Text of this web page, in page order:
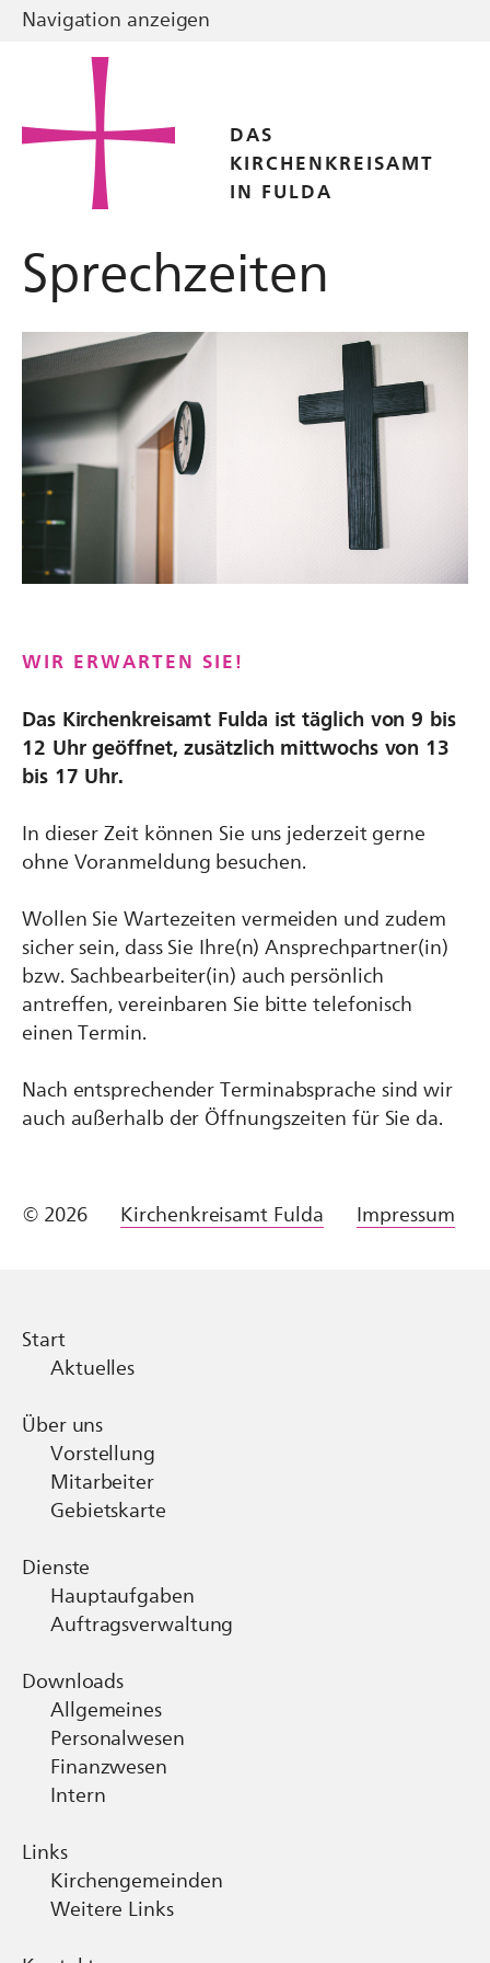
DAS
KIRCHENKREISAMT
IN FULDA
Sprechzeiten
WIR ERWARTEN SIE!
Das Kirchenkreisamt Fulda ist täglich von 9 bis
12 Uhr geöffnet, zusätzlich mittwochs von 13
bis 17 Uhr.
In dieser Zeit können Sie uns jederzeit gerne
ohne Voranmeldung besuchen.
Wollen Sie Wartezeiten vermeiden und zudem
sicher sein, dass Sie Ihre(n) Ansprechpartner(in)
bzw. Sachbearbeiter(in) auch persönlich
antreffen, vereinbaren Sie bitte telefonisch
einen Termin.
Nach entsprechender Terminabsprache sind wir
auch außerhalb der Öffnungszeiten für Sie da.
© 2026 Kirchenkreisamt Fulda Impressum
Navigation anzeigen
Start
Aktuelles
Über uns
Vorstellung
Mitarbeiter
Gebietskarte
Dienste
Hauptaufgaben
Auftragsverwaltung
Downloads
Allgemeines
Personalwesen
Finanzwesen
Intern
Links
Kirchengemeinden
Weitere Links